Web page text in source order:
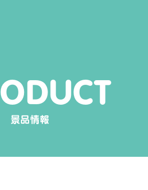
ODUCT
景品情報